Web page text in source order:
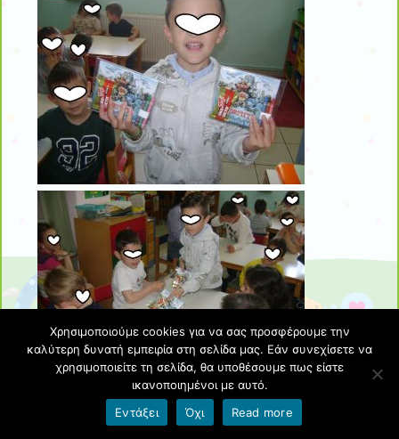
της κ. Γεωργίας
Χρησιμοποιούμε cookies για να σας προσφέρουμε την
καλύτερη δυνατή εμπειρία στη σελίδα μας. Εάν συνεχίσετε να
χρησιμοποιείτε τη σελίδα, θα υποθέσουμε πως είστε
ικανοποιημένοι με αυτό.
Εντάξει
Όχι Read more